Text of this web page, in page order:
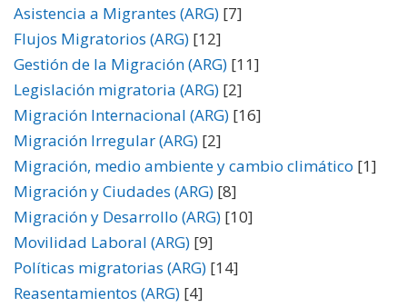
Asistencia a Migrantes (ARG) [7]
Flujos Migratorios (ARG) [12]
Gestión de la Migración (ARG) [11]
Legislación migratoria (ARG) [2]
Migración Internacional (ARG) [16]
Migración Irregular (ARG) [2]
Migración, medio ambiente y cambio climático [1]
Migración y Ciudades (ARG) [8]
Migración y Desarrollo (ARG) [10]
Movilidad Laboral (ARG) [9]
Políticas migratorias (ARG) [14]
Reasentamientos (ARG) [4]